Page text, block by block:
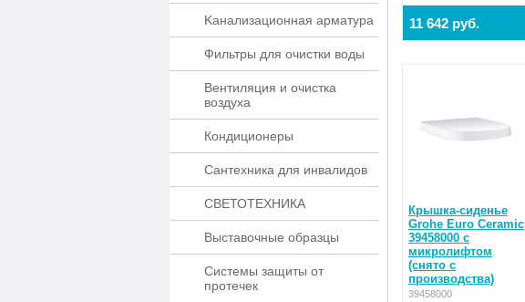
Kaнaлизaционнaя apматypa
Фильтры для очистки воды
Вентиляция и очистка
воздуха
Кондиционеры
Сантехника для инвалидов
СВЕТОТЕХНИКА
Выставочные образцы
Системы защиты от
протечек
11 642 руб.
Крышка-сиденье
Grohe Euro Ceramic
39458000 с
микролифтом
(снято с
производства)
39458000